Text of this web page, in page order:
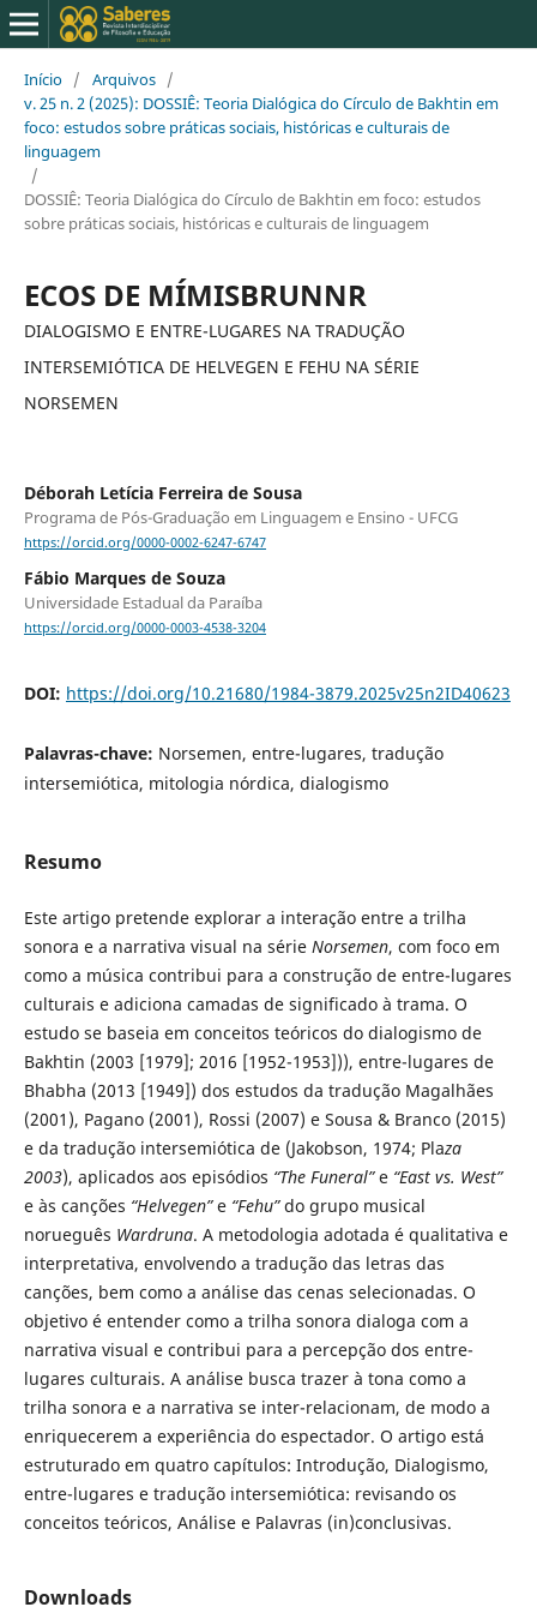
Início / Arquivos /
v. 25 n. 2 (2025): DOSSIÊ: Teoria Dialógica do Círculo de Bakhtin em
foco: estudos sobre práticas sociais, históricas e culturais de
linguagem
/
DOSSIÊ: Teoria Dialógica do Círculo de Bakhtin em foco: estudos
sobre práticas sociais, históricas e culturais de linguagem
ECOS DE MÍMISBRUNNR
DIALOGISMO E ENTRE-LUGARES NA TRADUÇÃO
INTERSEMIÓTICA DE HELVEGEN E FEHU NA SÉRIE
NORSEMEN
Déborah Letícia Ferreira de Sousa
Programa de Pós-Graduação em Linguagem e Ensino - UFCG
https://orcid.org/0000-0002-6247-6747
Fábio Marques de Souza
Universidade Estadual da Paraíba
https://orcid.org/0000-0003-4538-3204
DOI: https://doi.org/10.21680/1984-3879.2025v25n2ID40623
Palavras-chave: Norsemen, entre-lugares, tradução
intersemiótica, mitologia nórdica, dialogismo
Resumo
Este artigo pretende explorar a interação entre a trilha
sonora e a narrativa visual na série Norsemen, com foco em
como a música contribui para a construção de entre-lugares
culturais e adiciona camadas de significado à trama. O
estudo se baseia em conceitos teóricos do dialogismo de
Bakhtin (2003 [1979]; 2016 [1952-1953])), entre-lugares de
Bhabha (2013 [1949]) dos estudos da tradução Magalhães
(2001), Pagano (2001), Rossi (2007) e Sousa & Branco (2015)
e da tradução intersemiótica de (Jakobson, 1974; Plaza
2003), aplicados aos episódios “The Funeral”e“East vs. West”
e às canções “Helvegen”e “Fehu”do grupo musical
norueguês Wardruna. A metodologia adotada é qualitativa e
interpretativa, envolvendo a tradução das letras das
canções, bem como a análise das cenas selecionadas. O
objetivo é entender como a trilha sonora dialoga com a
narrativa visual e contribui para a percepção dos entre-
lugares culturais. A análise busca trazer à tona como a
trilha sonora e a narrativa se inter-relacionam, de modo a
enriquecerem a experiência do espectador. O artigo está
estruturado em quatro capítulos: Introdução, Dialogismo,
entre-lugares e tradução intersemiótica: revisando os
conceitos teóricos, Análise e Palavras (in)conclusivas.
Downloads